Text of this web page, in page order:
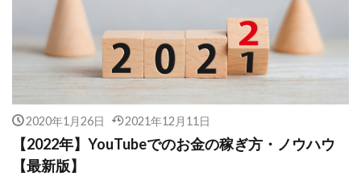
2020年1月26日 2021年12月11日
【2022年】YouTubeでのお金の稼ぎ方・ノウハウ
【最新版】